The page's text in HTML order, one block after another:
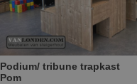
Podium/ tribune trapkast
Pom